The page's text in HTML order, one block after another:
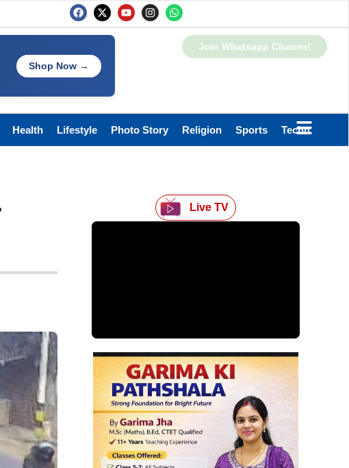
Shop Now →
Join Whatsapp Channel
Health Lifestyle Photo Story Religion Sports Technology
Live TV